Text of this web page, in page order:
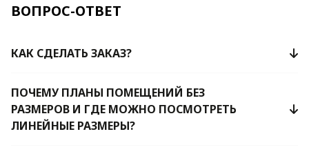
ВОПРОС-ОТВЕТ
КАК СДЕЛАТЬ ЗАКАЗ?
ПОЧЕМУ ПЛАНЫ ПОМЕЩЕНИЙ БЕЗ
РАЗМЕРОВ И ГДЕ МОЖНО ПОСМОТРЕТЬ
ЛИНЕЙНЫЕ РАЗМЕРЫ?